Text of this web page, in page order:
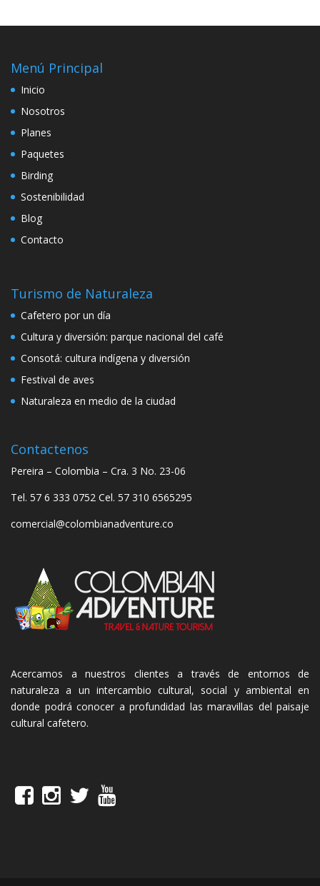
Menú Principal
Inicio
Nosotros
Planes
Paquetes
Birding
Sostenibilidad
Blog
Contacto
Turismo de Naturaleza
Cafetero por un día
Cultura y diversión: parque nacional del café
Consotá: cultura indígena y diversión
Festival de aves
Naturaleza en medio de la ciudad
Contactenos
Pereira – Colombia – Cra. 3 No. 23-06
Tel. 57 6 333 0752 Cel. 57 310 6565295
comercial@colombianadventure.co
Acercamos a nuestros clientes a través de entornos de
naturaleza a un intercambio cultural, social y ambiental en
donde podrá conocer a profundidad las maravillas del paisaje
cultural cafetero.